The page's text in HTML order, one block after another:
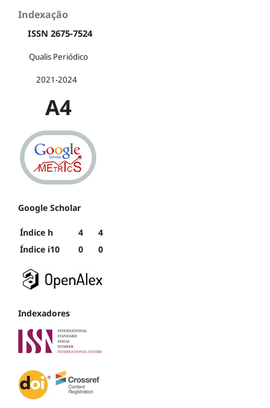
Indexação
ISSN 2675-7524
Qualis Periódico
2021-2024
A4
Google Scholar
Índice h 4
4
Índice i10
0 0
Indexadores